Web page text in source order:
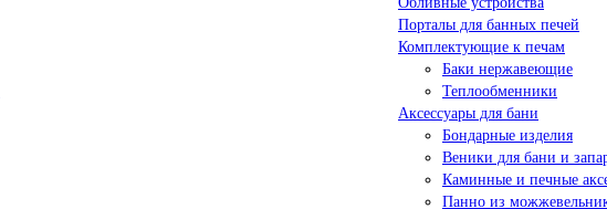
Порталы для банных печей
Комплектующие к печам
Баки нержавеющие
Теплообменники
Аксессуары для бани
Бондарные изделия
Веники для бани и
Каминные и печные
Панно из